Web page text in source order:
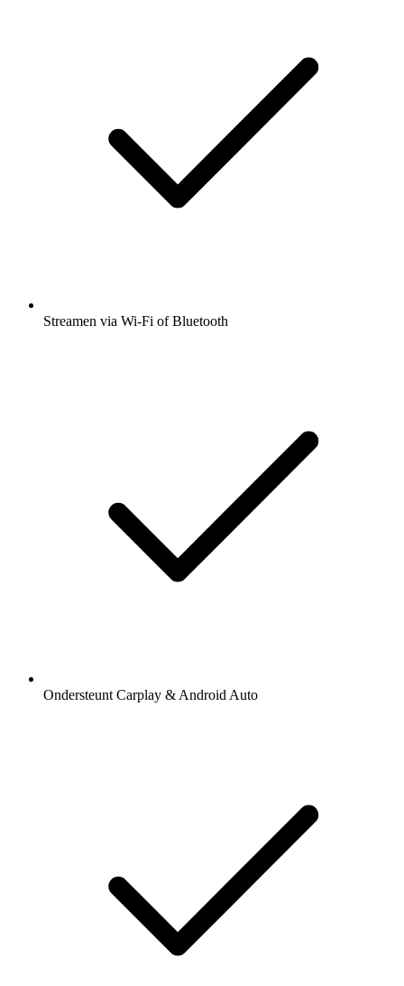
Streamen via Wi-Fi of Bluetooth
Ondersteunt Carplay & Android Auto